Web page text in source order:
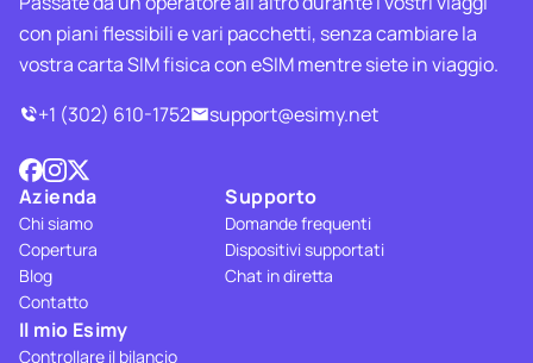
con piani flessibili e vari pacchetti, senza cambiare la
vostra carta SIM fisica con eSIM mentre siete in viaggio.
+1 (302) 610-1752
support@esimy.net
Azienda
Chi siamo
Copertura
Blog
Contatto
Supporto
Domande frequenti
Dispositivi supportati
Chat in diretta
Il mio Esimy
Controllare il bilancio